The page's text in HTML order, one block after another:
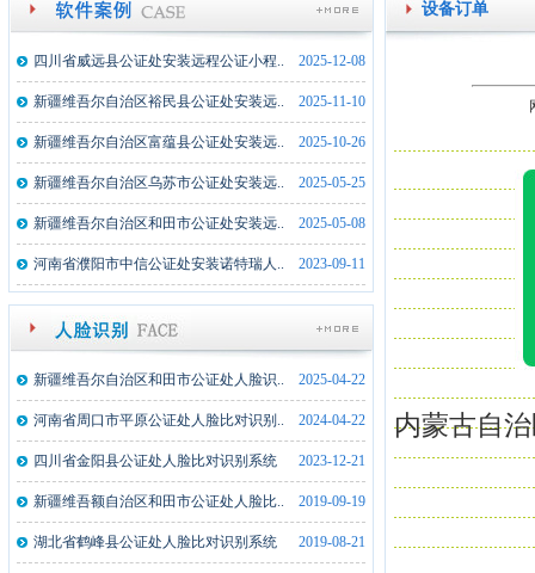
四川省威远县公证处安装远程公证小程.. 2025-12-08
新疆维吾尔自治区裕民县公证处安装远.. 2025-11-10
新疆维吾尔自治区富蕴县公证处安装远.. 2025-10-26
新疆维吾尔自治区乌苏市公证处安装远.. 2025-05-25
新疆维吾尔自治区和田市公证处安装远.. 2025-05-08
河南省濮阳市中信公证处安装诺特瑞人.. 2023-09-11
新疆维吾尔自治区和田市公证处人脸识.. 2025-04-22
河南省周口市平原公证处人脸比对识别.. 2024-04-22
四川省金阳县公证处人脸比对识别系统 2023-12-21
新疆维吾额自治区和田市公证处人脸比.. 2019-09-19
湖北省鹤峰县公证处人脸比对识别系统 2019-08-21
湖北监利县公证处文件文件拍摄仪一体.. 2025-02-17
内蒙古额济纳旗公证处文件文件拍摄仪.. 2024-02-21
设备订单
内蒙古自